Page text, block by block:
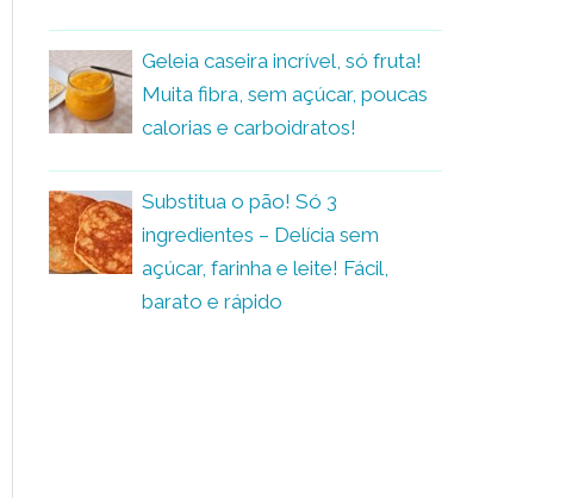
Geleia caseira incrível, só fruta!
Muita fibra, sem açúcar, poucas
calorias e carboidratos!
Substitua o pão! Só 3
ingredientes – Delícia sem
açúcar, farinha e leite! Fácil,
barato e rápido